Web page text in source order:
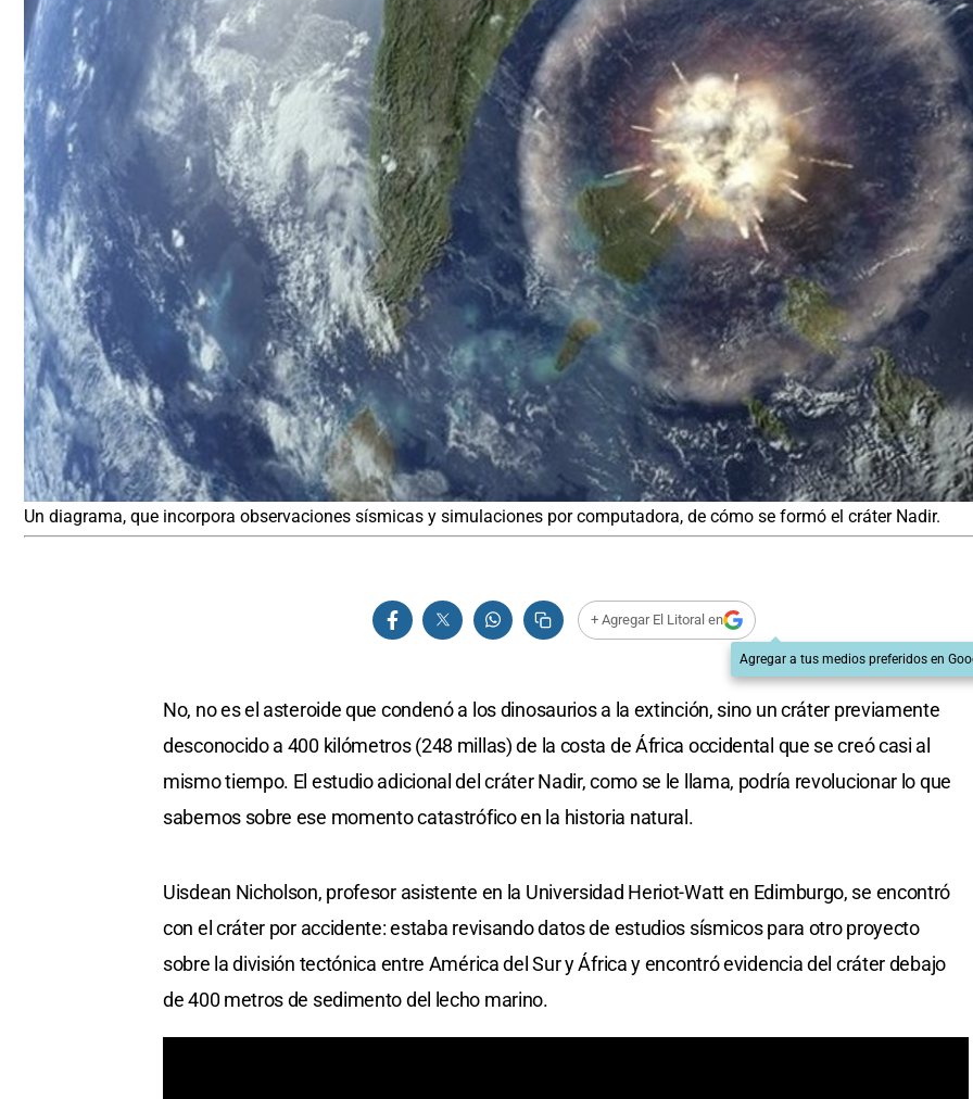
Un diagrama, que incorpora observaciones sísmicas y simulaciones por computadora, de cómo se formó el cráter Nadir.
+ Agregar El Litoral en
Agregar a tus medios preferidos en
No, no es el asteroide que condenó a los dinosaurios a la extinción, sino un cráter previamente
desconocido a 400 kilómetros (248 millas) de la costa de África occidental que se creó casi al
mismo tiempo. El estudio adicional del cráter Nadir, como se le llama, podría revolucionar lo que
sabemos sobre ese momento catastrófico en la historia natural.
Uisdean Nicholson, profesor asistente en la Universidad Heriot-Watt en Edimburgo, se encontró
con el cráter por accidente: estaba revisando datos de estudios sísmicos para otro proyecto
sobre la división tectónica entre América del Sur y África y encontró evidencia del cráter debajo
de 400 metros de sedimento del lecho marino.